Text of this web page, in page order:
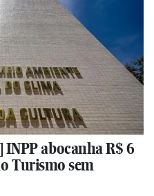
INPP abocanha R$ 6
Turismo sem